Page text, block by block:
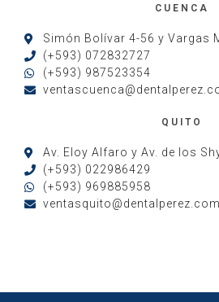
CUENCA
Simón Bolívar 4-56 y Vargas
(+593) 072832727
(+593) 987523354
QUITO
Av. Eloy Alfaro y Av. de los
(+593) 022986429
(+593) 969885958